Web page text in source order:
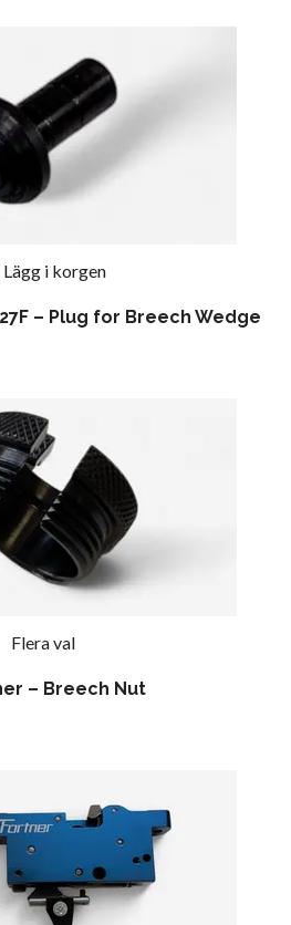
Lägg i korgen
– Plug for Breech Wedge
Flera val
– Breech Nut